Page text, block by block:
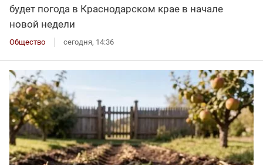
будет погода в Краснодарском крае в начале
новой недели
Общество сегодня, 14:36